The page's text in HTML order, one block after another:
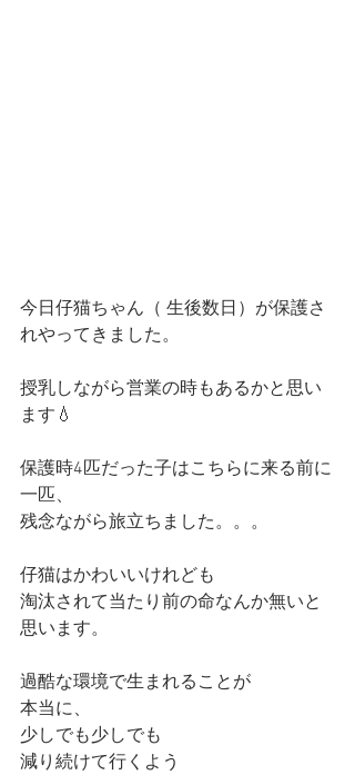
今日仔猫ちゃん（ 生後数日）が保護さ
れやってきました。
授乳しながら営業の時もあるかと思い
ます💧
保護時4匹だった子はこちらに来る前に
一匹、
残念ながら旅立ちました。。。
仔猫はかわいいけれども
淘汰されて当たり前の命なんか無いと
思います。
過酷な環境で生まれることが
本当に、
少しでも少しでも
減り続けて行くよう